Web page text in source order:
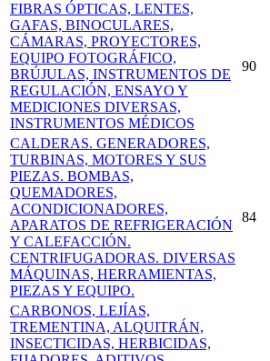
FIBRAS ÓPTICAS, LENTES,
GAFAS, BINOCULARES,
CÁMARAS, PROYECTORES,
EQUIPO FOTOGRÁFICO,
BRÚJULAS, INSTRUMENTOS DE
REGULACIÓN, ENSAYO Y
MEDICIONES DIVERSAS,
INSTRUMENTOS MÉDICOS
90
CALDERAS. GENERADORES,
TURBINAS, MOTORES Y SUS
PIEZAS. BOMBAS,
QUEMADORES,
ACONDICIONADORES,
APARATOS DE REFRIGERACIÓN
Y CALEFACCIÓN.
CENTRIFUGADORAS. DIVERSAS
MÁQUINAS, HERRAMIENTAS,
PIEZAS Y EQUIPO.
84
CARBONOS, LEJÍAS,
TREMENTINA, ALQUITRÁN,
INSECTICIDAS, HERBICIDAS,